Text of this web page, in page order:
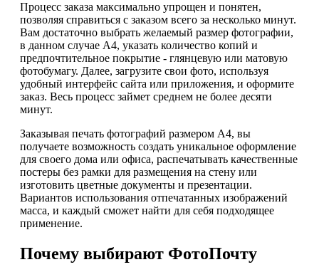
Процесс заказа максимально упрощен и понятен,
позволяя справиться с заказом всего за несколько минут.
Вам достаточно выбрать желаемый размер фотографии,
в данном случае А4, указать количество копий и
предпочтительное покрытие - глянцевую или матовую
фотобумагу. Далее, загрузите свои фото, используя
удобный интерфейс сайта или приложения, и оформите
заказ. Весь процесс займет среднем не более десяти
минут.
Заказывая печать фотографий размером А4, вы
получаете возможность создать уникальное оформление
для своего дома или офиса, распечатывать качественные
постеры без рамки для размещения на стену или
изготовить цветные документы и презентации.
Вариантов использования отпечатанных изображений
масса, и каждый сможет найти для себя подходящее
применение.
Почему выбирают ФотоПочту